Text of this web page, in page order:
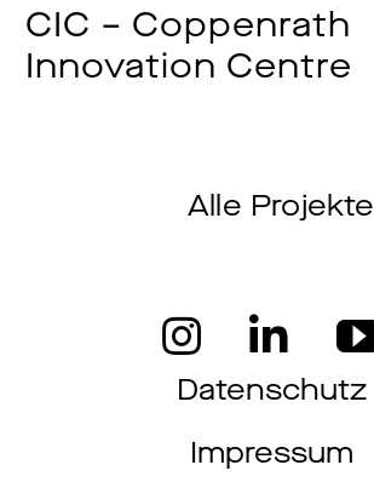
CIC – Coppenrath
Innovation Centre
Alle Projekte
Datenschutz
Impressum